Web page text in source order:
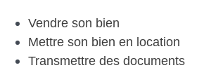
Vendre son bien
Mettre son bien en location
Transmettre des documents